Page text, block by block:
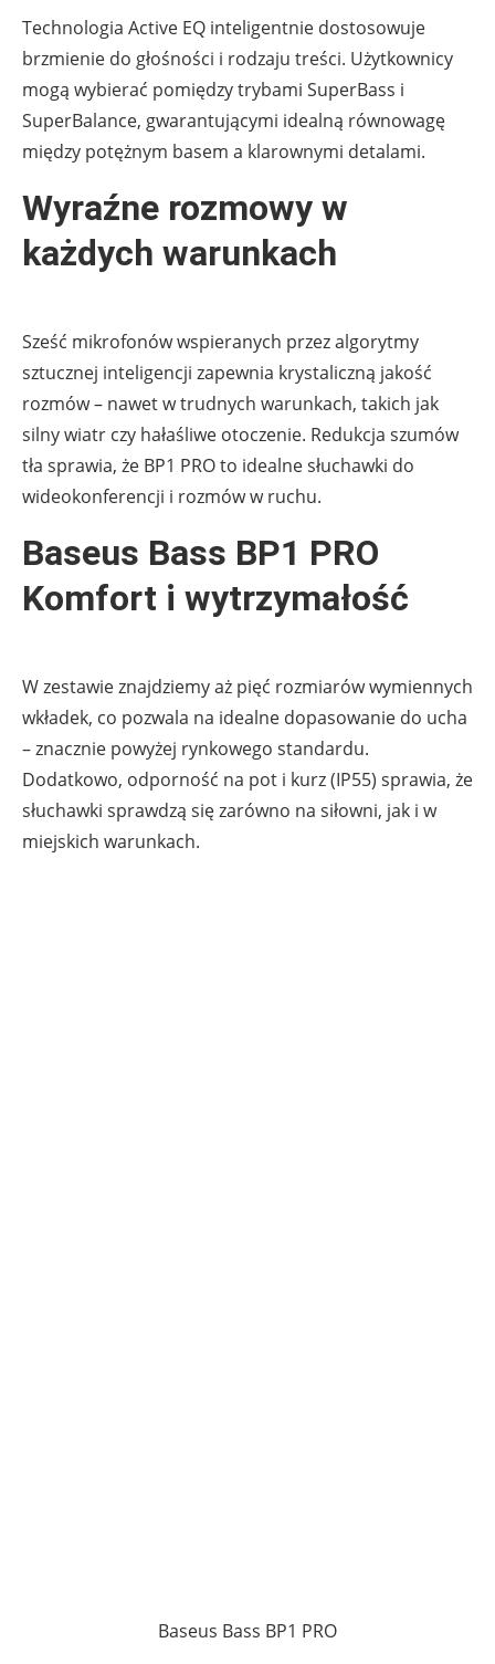
Technologia Active EQ inteligentnie dostosowuje
brzmienie do głośności i rodzaju treści. Użytkownicy
mogą wybierać pomiędzy trybami SuperBass i
SuperBalance, gwarantującymi idealną równowagę
między potężnym basem a klarownymi detalami.
Wyraźne rozmowy w
każdych warunkach
Sześć mikrofonów wspieranych przez algorytmy
sztucznej inteligencji zapewnia krystaliczną jakość
rozmów – nawet w trudnych warunkach, takich jak
silny wiatr czy hałaśliwe otoczenie. Redukcja szumów
tła sprawia, że BP1 PRO to idealne słuchawki do
wideokonferencji i rozmów w ruchu.
Baseus Bass BP1 PRO
Komfort i wytrzymałość
W zestawie znajdziemy aż pięć rozmiarów wymiennych
wkładek, co pozwala na idealne dopasowanie do ucha
– znacznie powyżej rynkowego standardu.
Dodatkowo, odporność na pot i kurz (IP55) sprawia, że
słuchawki sprawdzą się zarówno na siłowni, jak i w
miejskich warunkach.
Baseus Bass BP1 PRO